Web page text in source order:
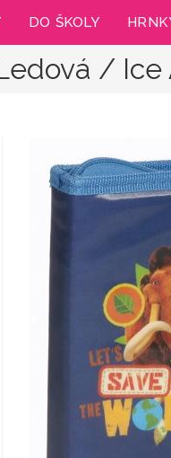
DO ŠKOLY
/ Ice